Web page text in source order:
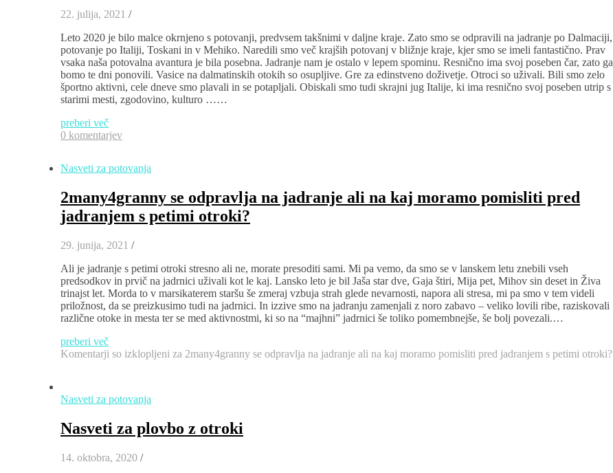
22. julija, 2021 /
Leto 2020 je bilo malce okrnjeno s potovanji, predvsem takšnimi v daljne kraje. Zato smo se odpravili na jadranje po Dalmaciji,
potovanje po Italiji, Toskani in v Mehiko. Naredili smo več krajših potovanj v bližnje kraje, kjer smo se imeli fantastično. Prav
vsaka naša potovalna avantura je bila posebna. Jadranje nam je ostalo v lepem spominu. Resnično ima svoj poseben čar, zato ga
bomo te dni ponovili. Vasice na dalmatinskih otokih so osupljive. Gre za edinstveno doživetje. Otroci so uživali. Bili smo zelo
športno aktivni, cele dneve smo plavali in se potapljali. Obiskali smo tudi skrajni jug Italije, ki ima resnično svoj poseben utrip s
starimi mesti, zgodovino, kulturo ……
preberi več
0 komentarjev
Nasveti za potovanja
2many4granny se odpravlja na jadranje ali na kaj moramo pomisliti pred
jadranjem s petimi otroki?
29. junija, 2021 /
Ali je jadranje s petimi otroki stresno ali ne, morate presoditi sami. Mi pa vemo, da smo se v lanskem letu znebili vseh
predsodkov in prvič na jadrnici uživali kot le kaj. Lansko leto je bil Jaša star dve, Gaja štiri, Mija pet, Mihov sin deset in Živa
trinajst let. Morda to v marsikaterem staršu še zmeraj vzbuja strah glede nevarnosti, napora ali stresa, mi pa smo v tem videli
priložnost, da se preizkusimo tudi na jadrnici. In izzive smo na jadranju zamenjali z noro zabavo – veliko lovili ribe, raziskovali
različne otoke in mesta ter se med aktivnostmi, ki so na “majhni” jadrnici še toliko pomembnejše, še bolj povezali.…
preberi več
Komentarji so izklopljeni za 2many4granny se odpravlja na jadranje ali na kaj moramo pomisliti pred jadranjem s petimi otroki?
Nasveti za potovanja
Nasveti za plovbo z otroki
14. oktobra, 2020 /